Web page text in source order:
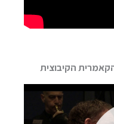
הקיבוצית